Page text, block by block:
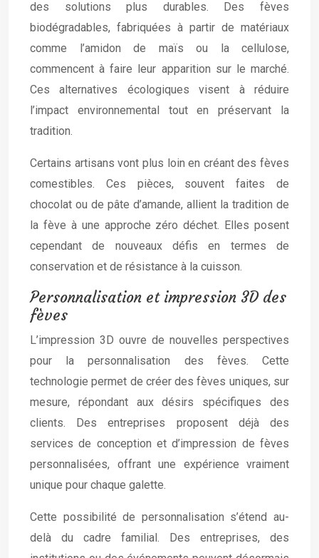
des solutions plus durables. Des fèves
biodégradables, fabriquées à partir de matériaux
comme l’amidon de maïs ou la cellulose,
commencent à faire leur apparition sur le marché.
Ces alternatives écologiques visent à réduire
l’impact environnemental tout en préservant la
tradition.
Certains artisans vont plus loin en créant des fèves
comestibles. Ces pièces, souvent faites de
chocolat ou de pâte d’amande, allient la tradition de
la fève à une approche zéro déchet. Elles posent
cependant de nouveaux défis en termes de
conservation et de résistance à la cuisson.
Personnalisation et impression 3D des
fèves
L’impression 3D ouvre de nouvelles perspectives
pour la personnalisation des fèves. Cette
technologie permet de créer des fèves uniques, sur
mesure, répondant aux désirs spécifiques des
clients. Des entreprises proposent déjà des
services de conception et d’impression de fèves
personnalisées, offrant une expérience vraiment
unique pour chaque galette.
Cette possibilité de personnalisation s’étend au-
delà du cadre familial. Des entreprises, des